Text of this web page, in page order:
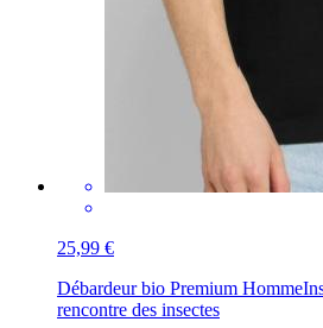
25,99 €
Débardeur bio Premium Homme
rencontre des insectes